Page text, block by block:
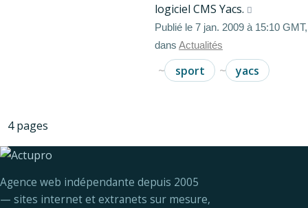
logiciel CMS Yacs.
Publié le 7 jan. 2009 à 15:10 GMT,
dans Actualités
sport yacs
4 pages
Agence web indépendante depuis 2005
— sites internet et extranets sur mesure,